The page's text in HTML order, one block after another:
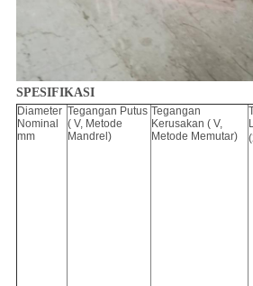
SPESIFIKASI
Diameter
Nominal
mm
Tegangan Putus
( V, Metode
Mandrel)
Tegangan
Kerusakan ( V,
Metode Memutar)